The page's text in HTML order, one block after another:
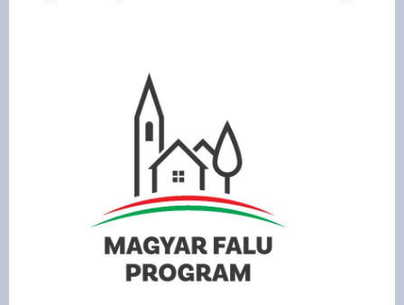
Közérdekű adatok -
Választási információk -